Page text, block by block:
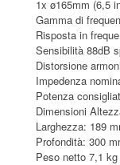
1x ø165mm (6,5
Gamma di
Risposta in
Sensibilità 88dB
Distorsione
Impedenza
Potenza
Dimensioni
Larghezza: 189
Profondità: 300
Peso netto 7,1 kg